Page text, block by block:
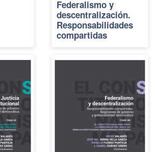
Federalismo y
descentralización.
Responsabilidades
compartidas